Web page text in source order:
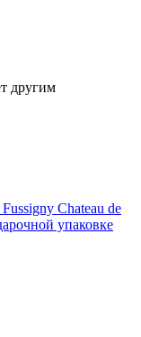
другим
Chateau de
упаковке